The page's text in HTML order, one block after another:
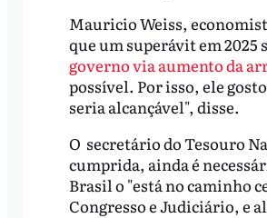
Mauricio Weiss,
que um superávit em 2025
governo via aumento da
possível. Por isso, ele
seria alcançável", disse.
O secretário do Tesouro
cumprida, ainda é
Brasil o "está no caminho
Congresso e Judiciário, e